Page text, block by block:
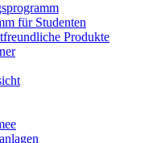
für Studenten
Produkte